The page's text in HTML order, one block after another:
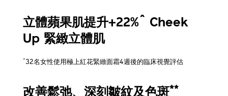
立體蘋果肌提升+22%^ Cheek
Up 緊緻立體肌
^32名女性使用極上紅花緊緻面霜4週後的臨床視覺評估
改善鬆弛、深刻皺紋及色斑**